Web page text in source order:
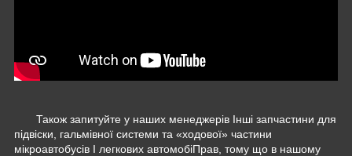
Також запитуйте у наших менеджерів Інші запчастини для
підвіски, гальмівної системи та «ходової» частини
мікроавтобусів І легкових автомобіПрав, тому що в нашому